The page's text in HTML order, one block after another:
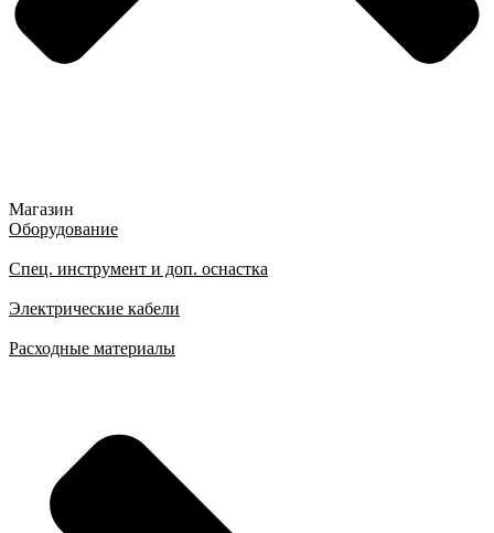
Магазин
Оборудование
Спец. инструмент и доп. оснастка
Электрические кабели
Расходные материалы